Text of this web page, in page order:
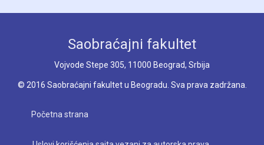
Saobraćajni fakultet
Vojvode Stepe 305, 11000 Beograd, Srbija
© 2016 Saobraćajni fakultet u Beogradu. Sva prava zadržana.
Početna strana